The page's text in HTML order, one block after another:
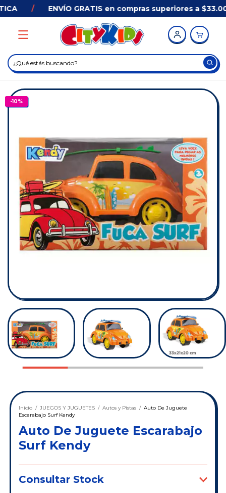
ENVÍO GRATIS en compras superiores a $33.000
-10%
Inicio / JUEGOS Y JUGUETES / Autos y Pistas / Auto De Juguete
Escarabajo Surf Kendy
Auto De Juguete Escarabajo
Surf Kendy
Consultar Stock